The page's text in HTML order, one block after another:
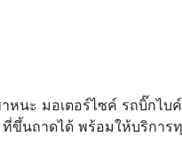
หนะ มอเตอร์ไซค์ รถบิ๊กไบ
ขึ้นถาดได้ พร้อมให้บริกา